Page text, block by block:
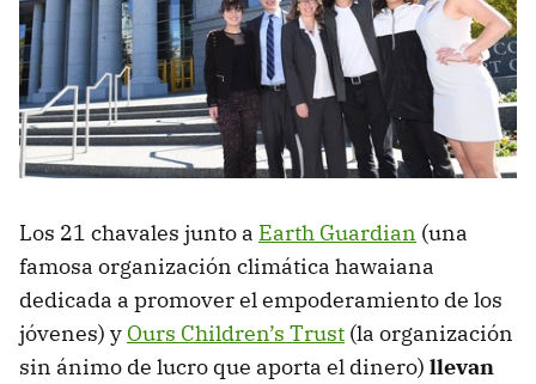
Los 21 chavales junto a Earth Guardian (una
famosa organización climática hawaiana
dedicada a promover el empoderamiento de los
jóvenes) y Ours Children’s Trust (la organización
sin ánimo de lucro que aporta el dinero) llevan